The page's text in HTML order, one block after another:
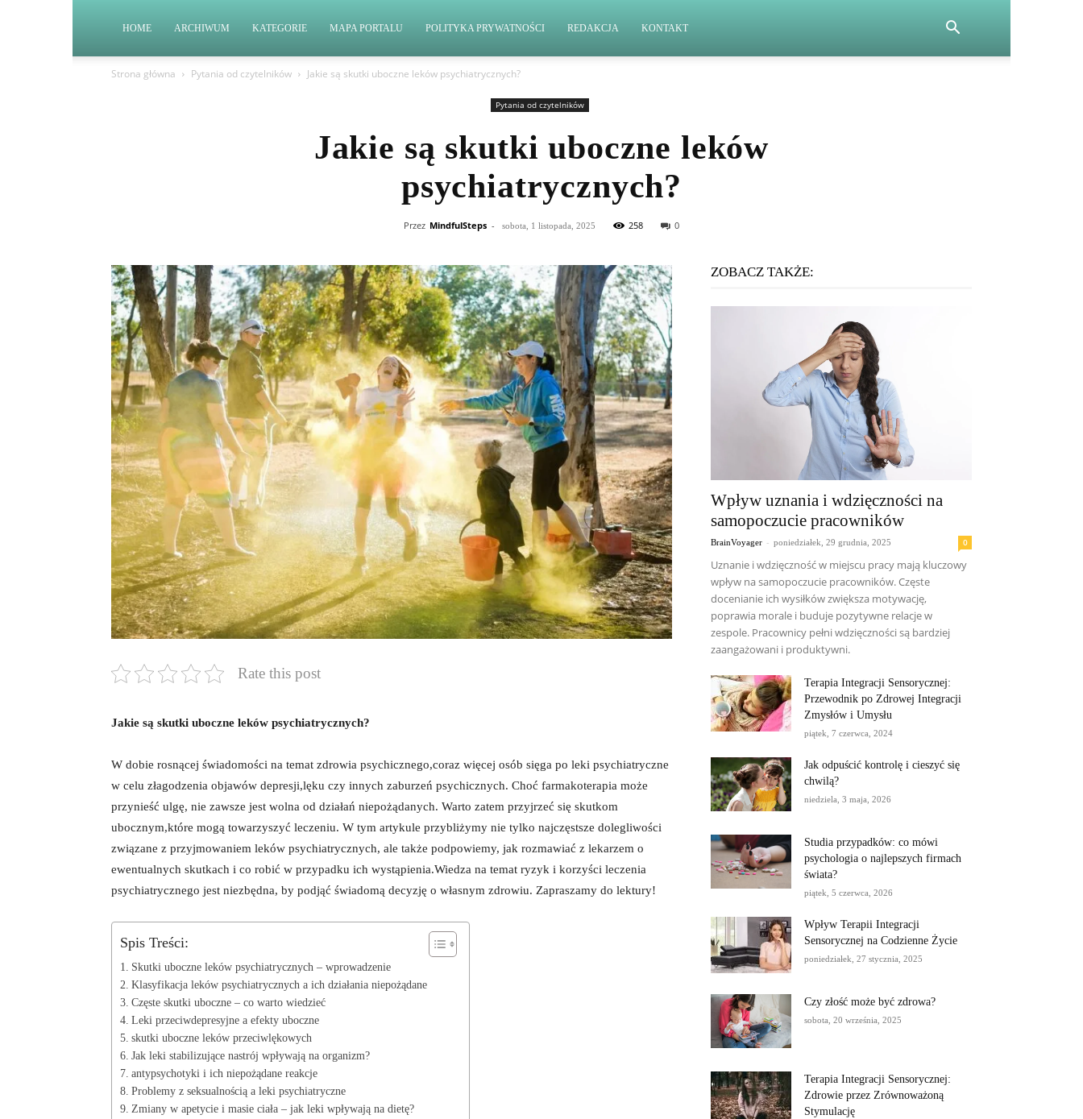
HOME ARCHIWUM KATEGORIE MAPA PORTALU POLITYKA PRYWATNOŚCI REDAKCJA KONTAKT
Strona główna Pytania od czytelników Jakie są skutki uboczne leków psychiatrycznych?
Pytania od czytelników
Jakie są skutki uboczne leków
psychiatrycznych?
Przez MindfulSteps - sobota, 1 listopada, 2025 258 0
Rate this post
Jakie‌ są ​skutki ⁣uboczne leków psychiatrycznych?
W⁤ dobie rosnącej ​świadomości na temat‌ zdrowia psychicznego,coraz więcej osób sięga po ⁣leki ⁤psychiatryczne
⁣w celu złagodzenia objawów⁣ depresji,lęku czy innych zaburzeń⁤ psychicznych. Choć farmakoterapia może ​
przynieść ulgę, nie zawsze jest wolna od działań niepożądanych. Warto ‍zatem przyjrzeć się skutkom
ubocznym,które mogą towarzyszyć​ leczeniu. W tym artykule przybliżymy‍ nie⁤ tylko najczęstsze dolegliwości
związane z przyjmowaniem leków‌ psychiatrycznych, ale‍ także podpowiemy, jak rozmawiać z lekarzem o
ewentualnych​ skutkach‍ i co ⁤robić w przypadku ich ‌wystąpienia.Wiedza na temat ryzyk i ⁢korzyści leczenia
psychiatrycznego‌ jest niezbędna,‍ by⁢ podjąć świadomą decyzję o własnym zdrowiu. Zapraszamy do⁤ lektury!
Spis Treści:
Skutki uboczne⁤ leków psychiatrycznych ​– wprowadzenie
Klasyfikacja leków psychiatrycznych a⁣ ich działania niepożądane
Częste skutki uboczne – ⁤co warto wiedzieć
Leki​ przeciwdepresyjne a efekty uboczne
skutki uboczne leków⁤ przeciwlękowych
Jak⁤ leki stabilizujące ⁤nastrój wpływają na organizm?
antypsychotyki i ich niepożądane reakcje
Problemy z seksualnością‍ a leki psychiatryczne
Zmiany w​ apetycie i masie ciała –⁢ jak leki wpływają na dietę?
ZOBACZ TAKŻE:
Wpływ uznania i wdzięczności na
samopoczucie pracowników
BrainVoyager - poniedziałek, 29 grudnia, 2025 0
Uznanie i wdzięczność w miejscu pracy mają kluczowy
wpływ na samopoczucie pracowników. Częste
docenianie ich wysiłków zwiększa motywację,
poprawia morale i buduje pozytywne relacje w
zespole. Pracownicy pełni wdzięczności są bardziej
zaangażowani i produktywni.
Terapia Integracji Sensorycznej:
Przewodnik po Zdrowej Integracji
Zmysłów i Umysłu
piątek, 7 czerwca, 2024
Jak odpuścić kontrolę i cieszyć się
chwilą?
niedziela, 3 maja, 2026
Studia przypadków: co mówi
psychologia o najlepszych firmach
świata?
piątek, 5 czerwca, 2026
Wpływ Terapii Integracji
Sensorycznej na Codzienne Życie
poniedziałek, 27 stycznia, 2025
Czy złość może być zdrowa?
sobota, 20 września, 2025
Terapia Integracji Sensorycznej:
Zdrowie przez Zrównoważoną
Stymulację